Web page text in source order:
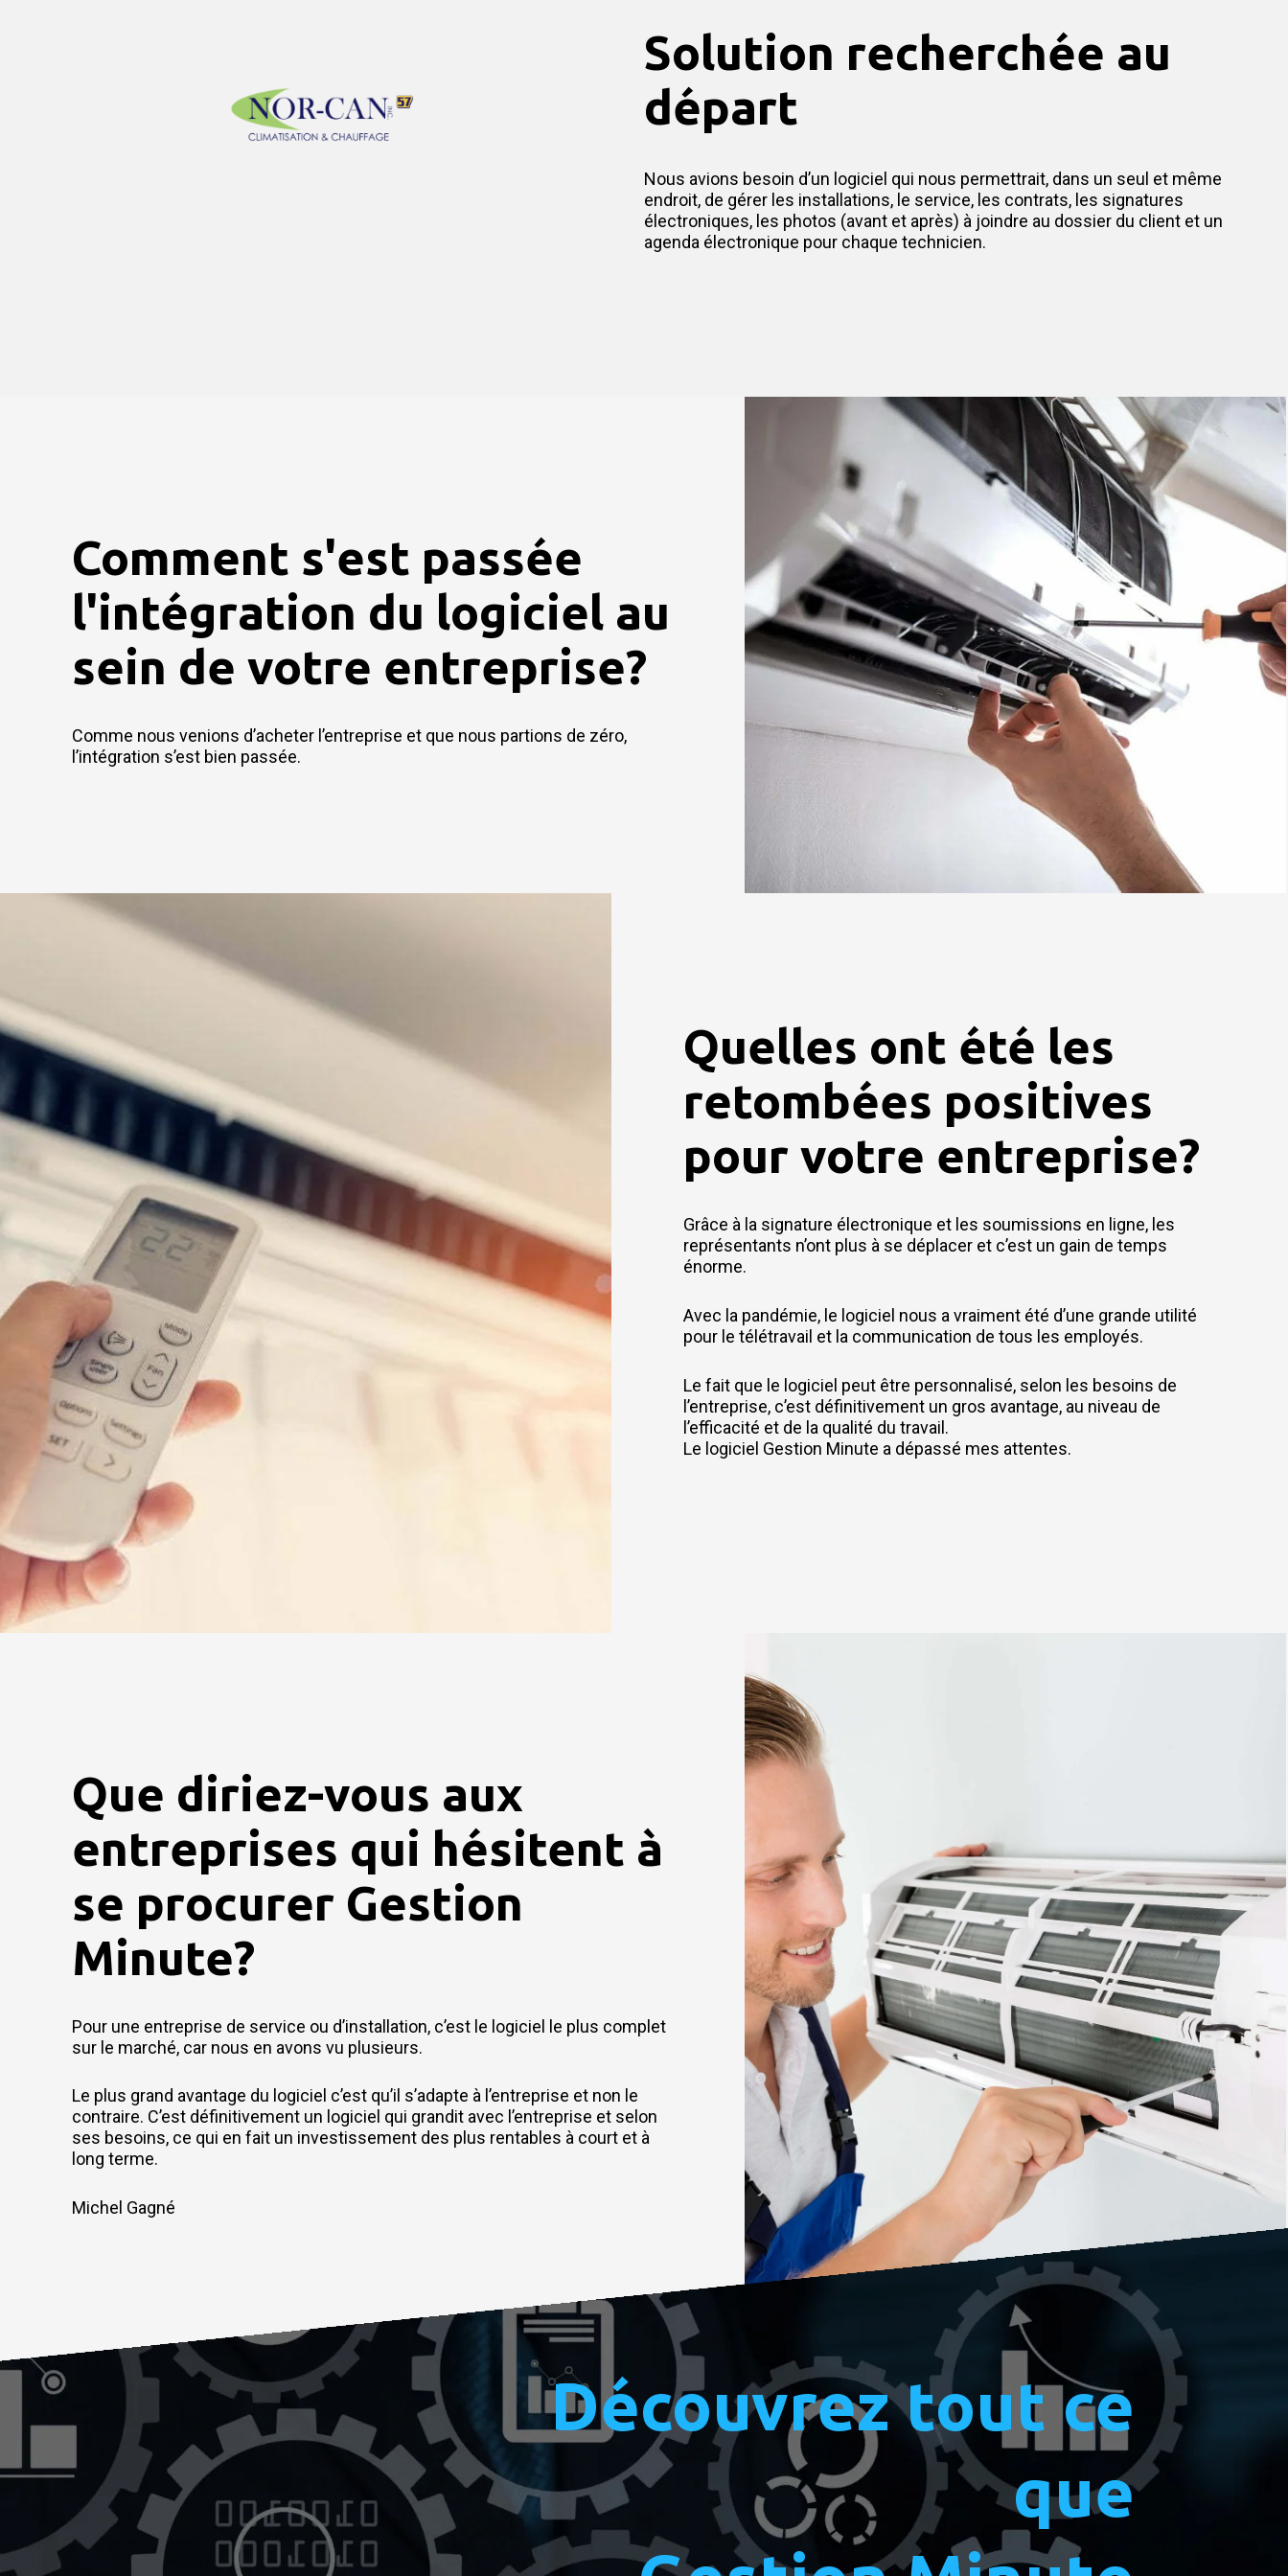
Solution recherchée au
départ
Nous avions besoin d’un logiciel qui nous permettrait, dans un seul et même
endroit, de gérer les installations, le service, les contrats, les signatures
électroniques, les photos (avant et après) à joindre au dossier du client et un
agenda électronique pour chaque technicien.
Comment s'est passée
l'intégration du logiciel au
sein de votre entreprise?
Comme nous venions d’acheter l’entreprise et que nous partions de zéro,
l’intégration s’est bien passée.
Quelles ont été les
retombées positives
pour votre entreprise?
Grâce à la signature électronique et les soumissions en ligne, les
représentants n’ont plus à se déplacer et c’est un gain de temps
énorme.
Avec la pandémie, le logiciel nous a vraiment été d’une grande utilité
pour le télétravail et la communication de tous les employés.
Le fait que le logiciel peut être personnalisé, selon les besoins de
l’entreprise, c’est définitivement un gros avantage, au niveau de
l’efficacité et de la qualité du travail.
Le logiciel Gestion Minute a dépassé mes attentes.
Que diriez-vous aux
entreprises qui hésitent à
se procurer Gestion
Minute?
Pour une entreprise de service ou d’installation, c’est le logiciel le plus complet
sur le marché, car nous en avons vu plusieurs.
Le plus grand avantage du logiciel c’est qu’il s’adapte à l’entreprise et non le
contraire. C’est définitivement un logiciel qui grandit avec l’entreprise et selon
ses besoins, ce qui en fait un investissement des plus rentables à court et à
long terme.
Michel Gagné
Découvrez tout ce
que